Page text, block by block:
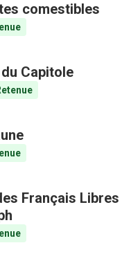
comestibles
Capitole
Français